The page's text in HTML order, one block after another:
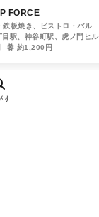
FORCE
鉄板焼き、ビストロ・バル
目駅、神谷町駅、虎ノ門ヒ
約1,200円
す